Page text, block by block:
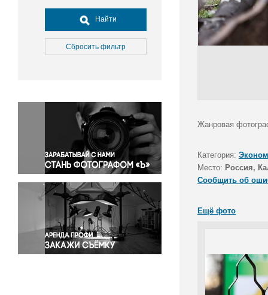
Досуг, туризм и отдых
Культура
Медицина
Окружающая среда
Политика
Правосудие
Происшествия и конфликты
Религия
Светская жизнь
Спорт
Экология
Экономика и бизнес
Найти
Сбросить фильтр
Жанровая
Категория:
Место: Россия,
Сообщить об
Ещё фото